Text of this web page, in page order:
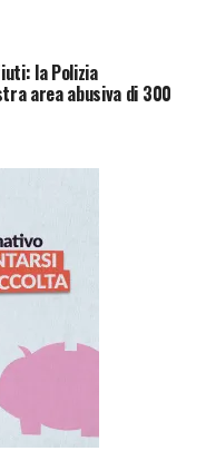
la Polizia
area abusiva di 300